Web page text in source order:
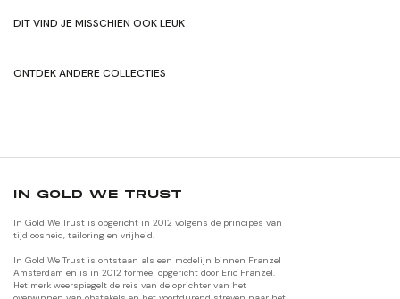
DIT VIND JE MISSCHIEN OOK LEUK
ONTDEK ANDERE COLLECTIES
IN GOLD WE TRUST
In Gold We Trust is opgericht in 2012 volgens de principes van
tijdloosheid, tailoring en vrijheid.
In Gold We Trust is ontstaan als een modelijn binnen Franzel
Amsterdam en is in 2012 formeel opgericht door Eric Franzel.
Het merk weerspiegelt de reis van de oprichter van het